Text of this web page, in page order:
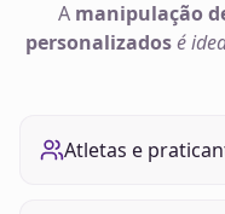
A manipulação
personalizados é
Atletas e